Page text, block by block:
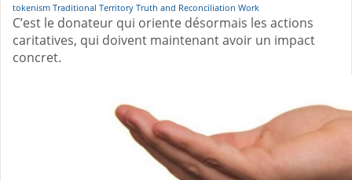
tokenism Traditional Territory Truth and Reconciliation Work
C’est le donateur qui oriente désormais les actions
caritatives, qui doivent maintenant avoir un impact
concret.